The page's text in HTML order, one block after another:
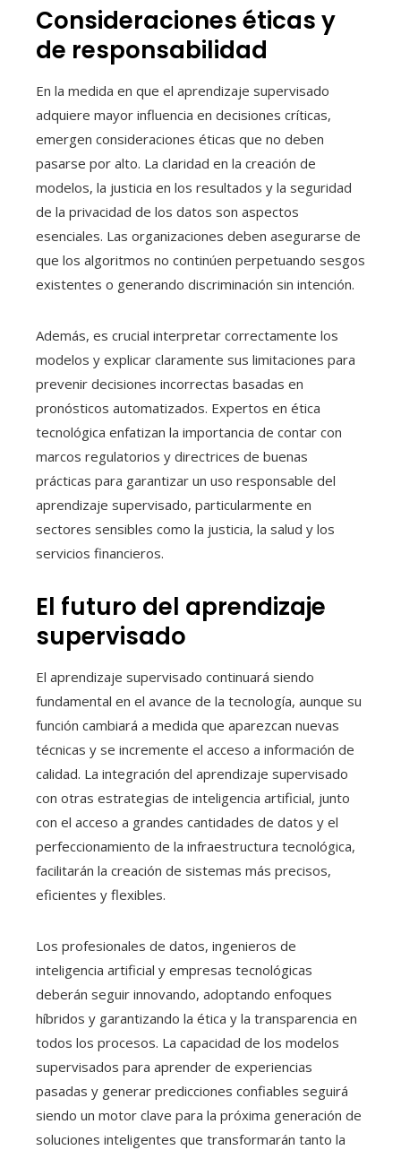
Consideraciones éticas y
de responsabilidad
En la medida en que el aprendizaje supervisado
adquiere mayor influencia en decisiones críticas,
emergen consideraciones éticas que no deben
pasarse por alto. La claridad en la creación de
modelos, la justicia en los resultados y la seguridad
de la privacidad de los datos son aspectos
esenciales. Las organizaciones deben asegurarse de
que los algoritmos no continúen perpetuando sesgos
existentes o generando discriminación sin intención.
Además, es crucial interpretar correctamente los
modelos y explicar claramente sus limitaciones para
prevenir decisiones incorrectas basadas en
pronósticos automatizados. Expertos en ética
tecnológica enfatizan la importancia de contar con
marcos regulatorios y directrices de buenas
prácticas para garantizar un uso responsable del
aprendizaje supervisado, particularmente en
sectores sensibles como la justicia, la salud y los
servicios financieros.
El futuro del aprendizaje
supervisado
El aprendizaje supervisado continuará siendo
fundamental en el avance de la tecnología, aunque su
función cambiará a medida que aparezcan nuevas
técnicas y se incremente el acceso a información de
calidad. La integración del aprendizaje supervisado
con otras estrategias de inteligencia artificial, junto
con el acceso a grandes cantidades de datos y el
perfeccionamiento de la infraestructura tecnológica,
facilitarán la creación de sistemas más precisos,
eficientes y flexibles.
Los profesionales de datos, ingenieros de
inteligencia artificial y empresas tecnológicas
deberán seguir innovando, adoptando enfoques
híbridos y garantizando la ética y la transparencia en
todos los procesos. La capacidad de los modelos
supervisados para aprender de experiencias
pasadas y generar predicciones confiables seguirá
siendo un motor clave para la próxima generación de
soluciones inteligentes que transformarán tanto la